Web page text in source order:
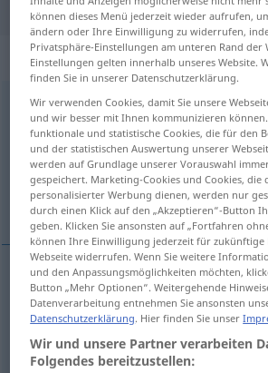
"traurig" Norwegisch
„traurig“
traurig
Übersicht aller Übersetzungen
(Für mehr Details die Übersetzung
trist, sørgelig, sørgmodig
trist,sørgelig traurig
sørgmodig traurigPerson
können dieses Menü jederzeit wieder aufrufen,
ändern oder Ihre Einwilligung zu widerrufen,
Privatsphäre-Einstellungen am unteren Rand der
Einstellungen gelten innerhalb unseres Website.
finden Sie in unserer Datenschutzerklärung.
Wir verwenden Cookies, damit Sie unsere
und wir besser mit Ihnen kommunizieren
funktionale und statistische Cookies, die für den
und der statistischen Auswertung unserer
werden auf Grundlage unserer Vorauswahl
gespeichert. Marketing-Cookies und Cookies, die
personalisierter Werbung dienen, werden nur
durch einen Klick auf den „Akzeptieren“-Button
geben. Klicken Sie ansonsten auf „Fortfahren
können Ihre Einwilligung jederzeit für zukünftige
Webseite widerrufen. Wenn Sie weitere
und den Anpassungsmöglichkeiten möchten,
Button „Mehr Optionen“. Weitergehende
Datenverarbeitung entnehmen Sie ansonsten
Datenschutzerklärung. Hier finden Sie unser
Wir und unsere Partner verarbeiten
Folgendes bereitzustellen: